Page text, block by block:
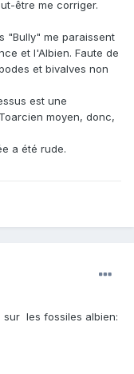
être me corriger.
"Bully" me paraissent
et l'Albien. Faute de
et bivalves non
est une
moyen, donc,
a été rude.
sur les fossiles albien: